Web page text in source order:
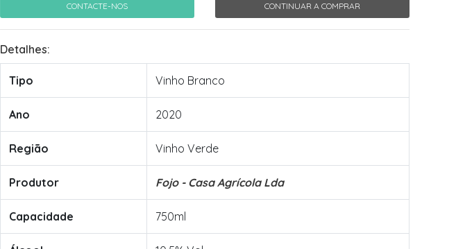
CONTACTE-NOS CONTINUAR A COMPRAR
Detalhes:
Tipo Vinho Branco
Ano 2020
Região Vinho Verde
Produtor Fojo - Casa Agrícola Lda
Capacidade 750ml